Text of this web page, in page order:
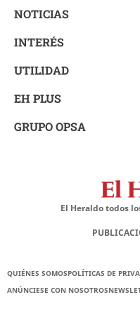
NOTICIAS
INTERÉS
UTILIDAD
EH PLUS
GRUPO OPSA
El Heraldo todos
QUIÉNES SOMOSPOLÍTICAS DE
ANÚNCIESE CON NOSOTROS